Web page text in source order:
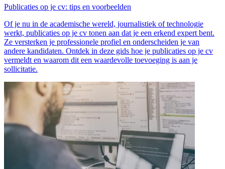
Publicaties op je cv: tips en voorbeelden
Of je nu in de academische wereld, journalistiek of technologie
werkt, publicaties op je cv tonen aan dat je een erkend expert bent.
Ze versterken je professionele profiel en onderscheiden je van
andere kandidaten. Ontdek in deze gids hoe je publicaties op je cv
vermeldt en waarom dit een waardevolle toevoeging is aan je
sollicitatie.